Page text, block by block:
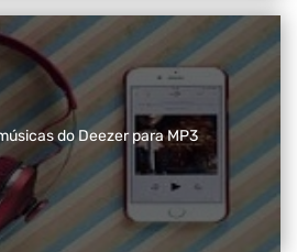
do Deezer para MP3